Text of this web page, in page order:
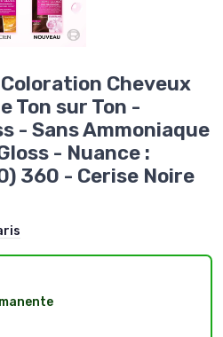
Coloration Cheveux
Ton sur Ton -
- Sans Ammoniaque
- Nuance :
360 - Cerise Noire